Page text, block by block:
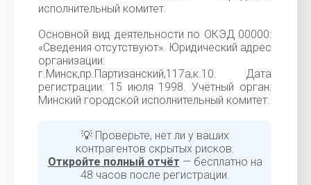
исполнительный комитет.
Основной вид деятельности по ОКЭД 00000:
«Cведения отсутствуют». Юридический адрес
организации:
г.Минск,пр.Партизанский,117а,к.10. Дата
регистрации: 15 июля 1998. Учётный орган:
Минский городской исполнительный комитет.
💡 Проверьте, нет ли у ваших
контрагентов скрытых рисков.
Откройте полный отчёт — бесплатно на
48 часов после регистрации.